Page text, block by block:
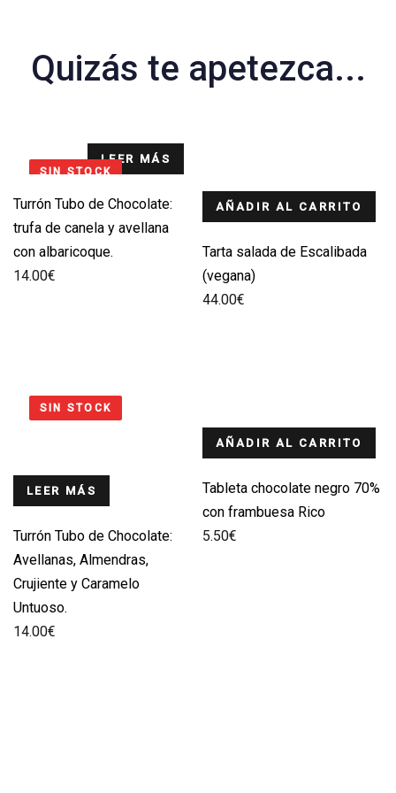
Quizás te apetezca...
SIN STOCK
LEER MÁS
Turrón Tubo de Chocolate:
trufa de canela y avellana
con albaricoque.
14.00€
AÑADIR AL CARRITO
Tarta salada de Escalibada
(vegana)
44.00€
SIN STOCK
LEER MÁS
Turrón Tubo de Chocolate:
Avellanas, Almendras,
Crujiente y Caramelo
Untuoso.
14.00€
AÑADIR AL CARRITO
Tableta chocolate negro 70%
con frambuesa Rico
5.50€